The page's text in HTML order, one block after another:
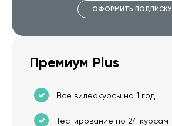
ОФОРМИТЬ ПОДПИСКУ
Премиум Plus
Все видеокурсы на 1 год
Тестирование по 24 курсам